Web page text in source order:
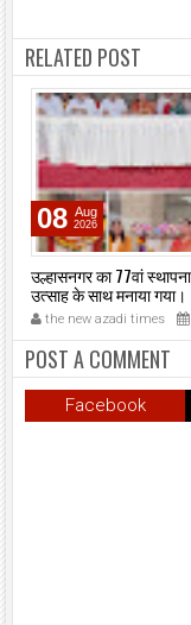
RELATED POST
08 Aug
2026
उल्हासनगर का 77वां
उत्साह के साथ मनाया गया।
the new azadi times
POST A COMMENT
Facebook